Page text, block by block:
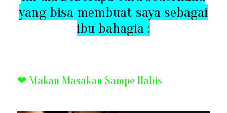
yang bisa membuat saya sebagai
ibu bahagia :
❤ Makan Masakan Sampe Habis